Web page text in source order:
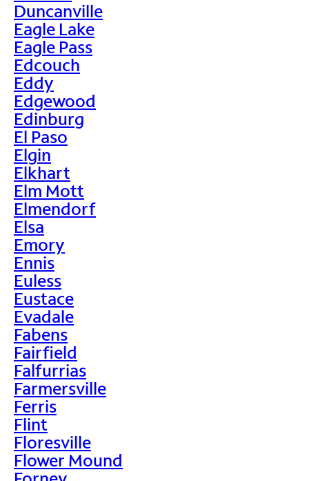
Duncanville
Eagle Lake
Eagle Pass
Edcouch
Eddy
Edgewood
Edinburg
El Paso
Elgin
Elkhart
Elm Mott
Elmendorf
Elsa
Emory
Ennis
Euless
Eustace
Evadale
Fabens
Fairfield
Falfurrias
Farmersville
Ferris
Flint
Floresville
Flower Mound